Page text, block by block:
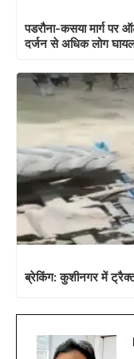
पडरौना-कसया मार्ग
दर्जन से अधिक लोग
ब्रेकिंग: कुशीनगर में